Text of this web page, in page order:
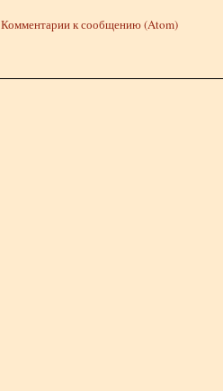
Комментарии к сообщению (Atom)